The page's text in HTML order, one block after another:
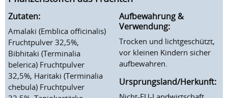
Zutaten:
Amalaki (Emblica officinalis)
Fruchtpulver 32,5%,
Bibhitaki (Terminalia
belerica) Fruchtpulver
32,5%, Haritaki (Terminalia
chebula) Fruchtpulver
Aufbewahrung &
Verwendung:
Trocken und lichtgeschützt,
vor kleinen Kindern sicher
aufbewahren.
Ursprungsland/Herkunft: